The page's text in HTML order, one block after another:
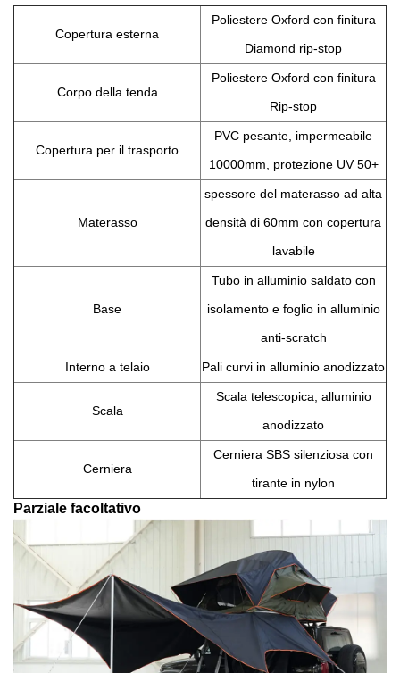
Copertura esterna
Poliestere Oxford con finitura
Diamond rip-stop
Corpo della tenda
Poliestere Oxford con finitura
Rip-stop
Copertura per il trasporto
PVC pesante, impermeabile
10000mm, protezione UV 50+
Materasso
spessore del materasso ad alta
densità di 60mm con copertura
lavabile
Base
Tubo in alluminio saldato con
isolamento e foglio in alluminio
anti-scratch
Interno a telaio Pali curvi in alluminio anodizzato
Scala
Scala telescopica, alluminio
anodizzato
Cerniera
Cerniera SBS silenziosa con
tirante in nylon
Parziale facoltativo